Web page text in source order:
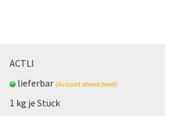
ACTLI
lieferbar (Ausland abweichend)
1 kg je Stück